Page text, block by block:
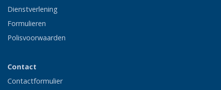
Dienstverlening
Formulieren
Polisvoorwaarden
Contact
Contactformulier